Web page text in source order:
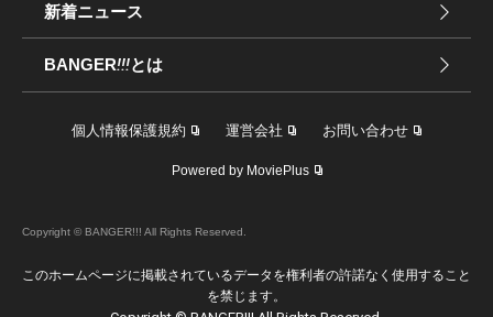
新着ニュース
BANGER!!!とは
個人情報保護規約 運営会社 お問い合わせ
Powered by MoviePlus
Copyright © BANGER!!! All Rights Reserved.
このホームページに掲載されているデータを権利者の許諾なく使用すること
を禁じます。